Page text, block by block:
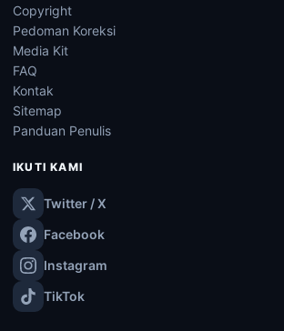
Copyright
Pedoman Koreksi
Media Kit
FAQ
Kontak
Sitemap
Panduan Penulis
IKUTI KAMI
Twitter / X
Facebook
Instagram
TikTok